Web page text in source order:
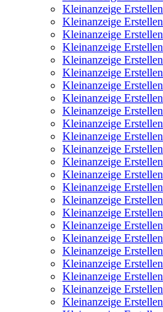
Kleinanzeige Erstellen
Kleinanzeige Erstellen
Kleinanzeige Erstellen
Kleinanzeige Erstellen
Kleinanzeige Erstellen
Kleinanzeige Erstellen
Kleinanzeige Erstellen
Kleinanzeige Erstellen
Kleinanzeige Erstellen
Kleinanzeige Erstellen
Kleinanzeige Erstellen
Kleinanzeige Erstellen
Kleinanzeige Erstellen
Kleinanzeige Erstellen
Kleinanzeige Erstellen
Kleinanzeige Erstellen
Kleinanzeige Erstellen
Kleinanzeige Erstellen
Kleinanzeige Erstellen
Kleinanzeige Erstellen
Kleinanzeige Erstellen
Kleinanzeige Erstellen
Kleinanzeige Erstellen
Kleinanzeige Erstellen